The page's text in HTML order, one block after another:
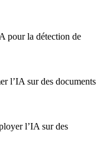
pour la détection de
l’IA sur des documents
l’IA sur des